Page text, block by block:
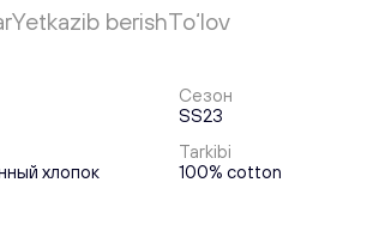
Yetkazib berishTo‘lov
Сезон
SS23
хлопок
Tarkibi
100% cotton